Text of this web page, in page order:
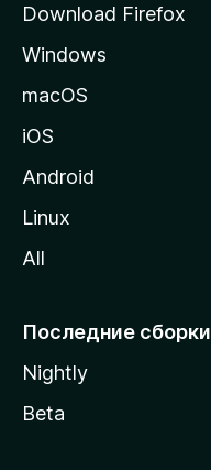
а
н
у
M
i
l
Download Firefox
Windows
macOS
iOS
Android
Linux
All
Последние сборки
Nightly
Beta